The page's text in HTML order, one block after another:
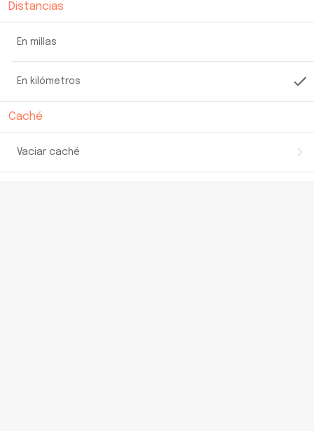
Distancias
En millas
En kilómetros
Caché
Vaciar caché